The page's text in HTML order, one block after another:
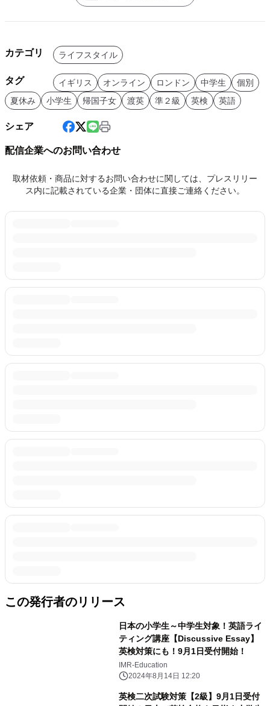
カテゴリ ライフスタイル
タグ イギリス オンライン ロンドン 中学生
個別
夏休み
小学生 帰国子女 渡英 準２級 英検 英語
シェア
配信企業へのお問い合わせ
取材依頼・商品に対するお問い合わせに関しては、プレスリリー
ス内に記載されている企業・団体に直接ご連絡ください。
この発行者のリリース
日本の小学生～中学生対象！英語ライ
ティング講座【Discussive Essay】
英検対策にも！9月1日受付開始！
IMR-Education
2024年8月14日 12:20
英検二次試験対策【2級】9月1日受付